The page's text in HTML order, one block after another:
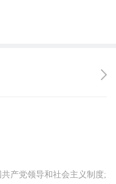
产党领导和社会主义制度;